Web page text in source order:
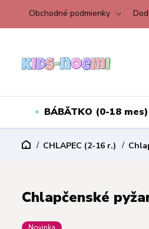
Obchodné podmienky
BÁBÄTKO (0-18 mes)
CHLAPEC (2-16 r.)
Chlapčenské